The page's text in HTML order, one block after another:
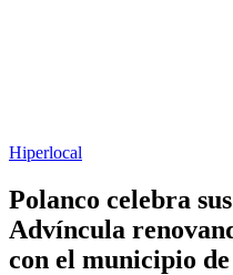
Hiperlocal
Polanco celebra
Advíncula
con el municipio